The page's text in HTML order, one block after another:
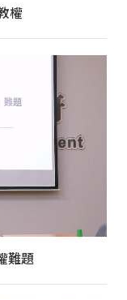
權
難題